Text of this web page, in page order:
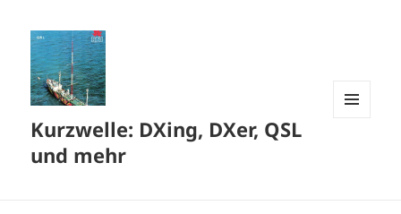
Kurzwelle: DXing, DXer, QSL
und mehr